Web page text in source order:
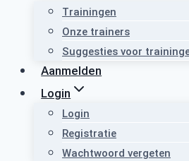
Trainingen
Onze trainers
Suggesties voor
Aanmelden
Login
Login
Registratie
Wachtwoord vergeten